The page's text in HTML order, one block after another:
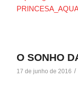
O SONHO
17 de junho de 2016 /